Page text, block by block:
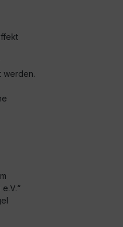
werden.